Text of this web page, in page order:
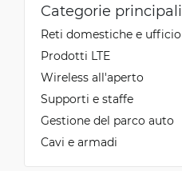
Categorie principali
Reti domestiche e ufficio
Prodotti LTE
Wireless all'aperto
Supporti e staffe
Gestione del parco auto
Cavi e armadi